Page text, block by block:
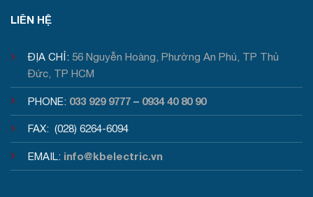
LIÊN HỆ
ĐỊA CHỈ: 56 Nguyễn Hoàng, Phường An Phú, TP Thủ
Đức, TP HCM
PHONE: 033 929 9777 – 0934 40 80 90
FAX: (028) 6264-6094
EMAIL: info@kbelectric.vn